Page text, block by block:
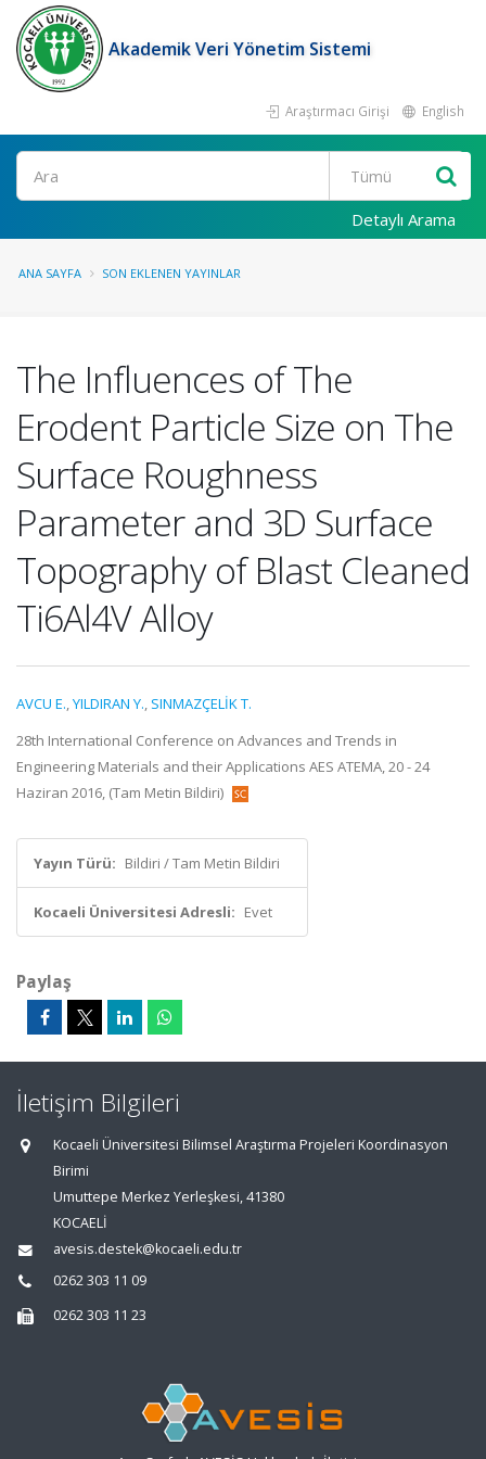
Akademik Veri Yönetim Sistemi
Araştırmacı Girişi English
Ara
Detaylı Arama
ANA SAYFA SON EKLENEN YAYINLAR
The Influences of The
Erodent Particle Size on The
Surface Roughness
Parameter and 3D Surface
Topography of Blast Cleaned
Ti6Al4V Alloy
AVCU E.,YILDIRAN Y., SINMAZÇELİK T.
28th International Conference on Advances and Trends in
Engineering Materials and their Applications AES ATEMA, 20 - 24
Haziran 2016, (Tam Metin Bildiri)
Yayın Türü: Bildiri / Tam Metin Bildiri
Kocaeli Üniversitesi Adresli: Evet
Paylaş
İletişim Bilgileri
Kocaeli Üniversitesi Bilimsel Araştırma Projeleri Koordinasyon
Birimi
Umuttepe Merkez Yerleşkesi, 41380
KOCAELİ
avesis.destek@kocaeli.edu.tr
0262 303 11 09
0262 303 11 23